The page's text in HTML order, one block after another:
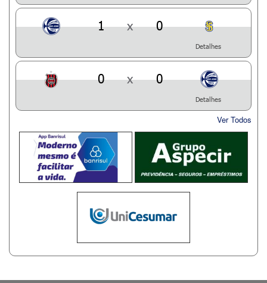
1 x 0
Detalhes
0 x 0
Detalhes
Ver Todos